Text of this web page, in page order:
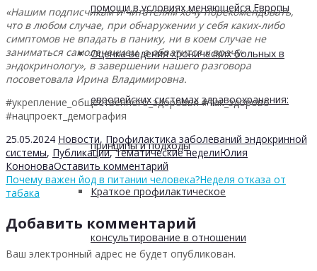
помощи в условиях меняющейся Европы
Оценка ведения хронических больных в
европейских системах здравоохранения:
принципы и подходы
Краткое профилактическое
консультирование в отношении
«Нашим подписчикам и читателям хочу порекомендовать,
что в любом случае, при обнаружении у себя каких-либо
симптомов не впадать в панику, ни в коем случае не
заниматься самолечением, а обратится к врачу-
эндокринологу», в завершении нашего разговора
посоветовала Ирина Владимировна.
#укрепление_общественного_здоровья #так_здорово
#нацпроект_демография
25.05.2024 Новости, Профилактика заболеваний эндокринной
системы, Публикации,тематические неделиЮлия
КононоваОставить комментарий
Почему важен йод в питании человека?Неделя отказа от
табака
Добавить комментарий
Ваш электронный адрес не будет опубликован.